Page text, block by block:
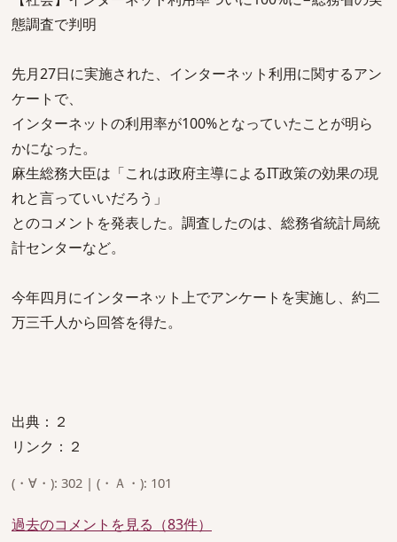
態調査で判明
先月27日に実施された、インターネット利用に関するアン
ケートで、
インターネットの利用率が100%となっていたことが明ら
かになった。
麻生総務大臣は「これは政府主導によるIT政策の効果の現
れと言っていいだろう」
とのコメントを発表した。調査したのは、総務省統計局統
計センターなど。
今年四月にインターネット上でアンケートを実施し、約二
万三千人から回答を得た。
出典：２
リンク：２
(・∀・): 302 | (・Ａ・): 101
過去のコメントを見る（83件）